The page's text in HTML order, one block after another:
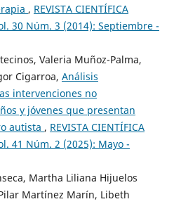
, REVISTA CIENTÍFICA
30 Núm. 3 (2014): Septiembre -
Valeria Muñoz-Palma,
Cigarroa, Análisis
intervenciones no
y jóvenes que presentan
autista , REVISTA CIENTÍFICA
41 Núm. 2 (2025): Mayo -
Martha Liliana Hijuelos
Martínez Marín, Libeth